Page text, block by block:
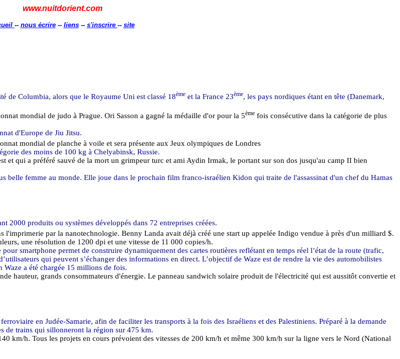
www.nuitdorient.com
-- nous écrire-- liens-- s'inscrire -- site
de Columbia, alors que le Royaume Uni est classé 18ème et la France 23ème, les pays nordiques étant en tête (Danemark,
mondial de judo à Prague. Ori Sasson a gagné la médaille d'or pour la 5ème fois consécutive dans la catégorie de plus
d'Europe de Jiu Jitsu.
mondial de planche à voile et sera présente aux Jeux olympiques de Londres
des moins de 100 kg à Chelyabinsk, Russie.
et qui a préféré sauvé de la mort un grimpeur turc et ami Aydin Irmak, le portant sur son dos jusqu'au camp II bien
belle femme au monde. Elle joue dans le prochain film franco-israélien Kidon qui traite de l'assassinat d'un chef du Hamas
2000 produits ou systèmes développés dans 72 entreprises créées.
l'imprimerie par la nanotechnologie. Benny Landa avait déjà créé une start up appelée Indigo vendue à près d'un milliard $.
une résolution de 1200 dpi et une vitesse de 11 000 copies/h.
pour smartphone permet de construire dynamiquement des cartes routières reflétant en temps réel l’état de la route (trafic,
qui peuvent s’échanger des informations en direct. L’objectif de Waze est de rendre la vie des automobilistes
Waze a été chargée 15 millions de fois.
hauteur, grands consommateurs d'énergie. Le panneau sandwich solaire produit de l'électricité qui est aussitôt convertie et
en Judée-Samarie, afin de faciliter les transports à la fois des Israéliens et des Palestiniens. Préparé à la demande
de trains qui sillonneront la région sur 475 km.
km/h. Tous les projets en cours prévoient des vitesses de 200 km/h et même 300 km/h sur la ligne vers le Nord (National